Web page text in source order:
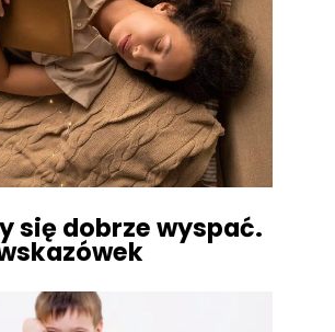
się dobrze wyspać.